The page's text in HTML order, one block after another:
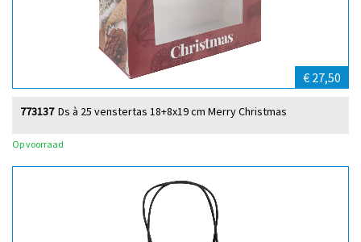
€ 27,50
Ds à 25 venstertas 18+8x19 cm Merry Christmas
773137
Op voorraad